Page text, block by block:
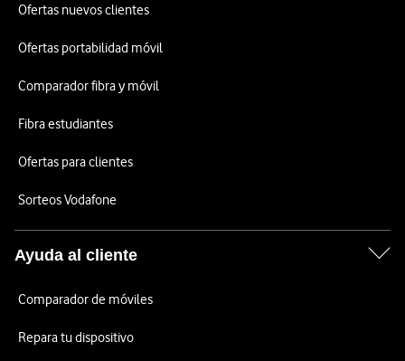
Ofertas nuevos clientes
Ofertas portabilidad móvil
Comparador fibra y móvil
Fibra estudiantes
Ofertas para clientes
Sorteos Vodafone
Ayuda al cliente
Comparador de móviles
Repara tu dispositivo